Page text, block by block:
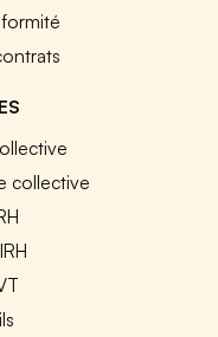
collective